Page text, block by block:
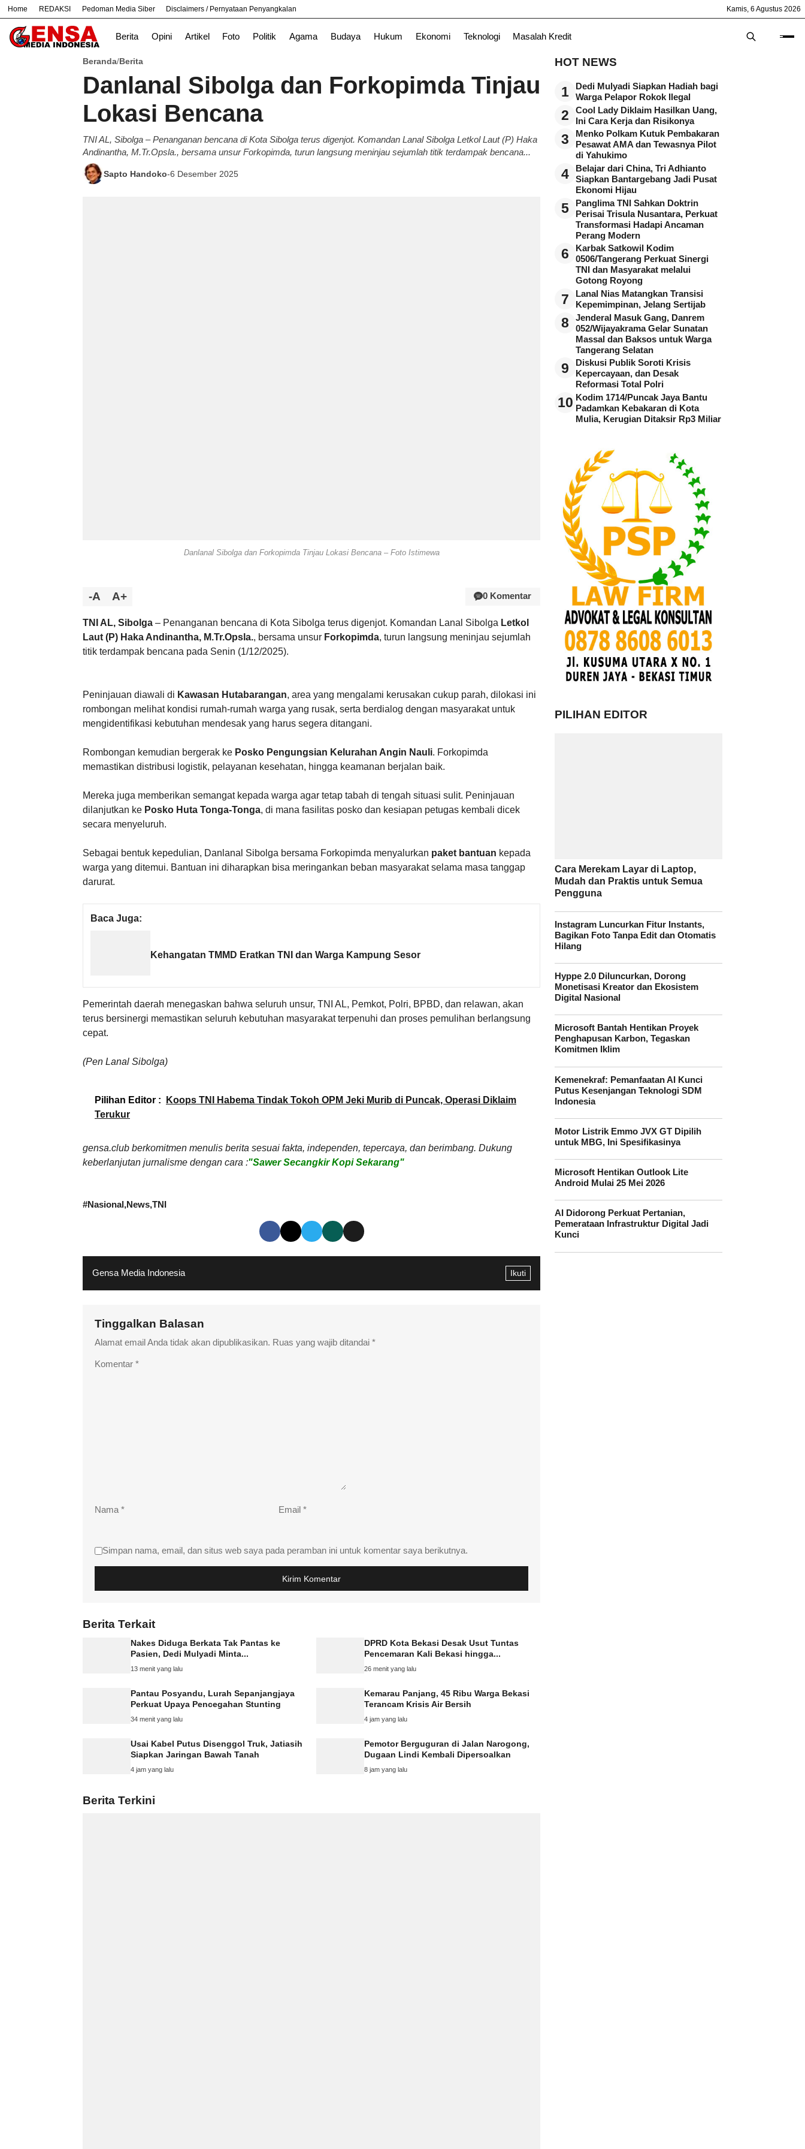
Home REDAKSI Pedoman Media Siber Disclaimers / Pernyataan Penyangkalan Kamis, 6 Agustus 2026
Berita Opini Artikel Foto Politik Agama Budaya Hukum Ekonomi Teknologi Masalah Kredit
# Bandung Bekasi
Beranda/Berita
Danlanal Sibolga dan Forkopimda Tinjau
Lokasi Bencana
TNI AL, Sibolga – Penanganan bencana di Kota Sibolga terus digenjot. Komandan Lanal Sibolga Letkol Laut (P) Haka
Andinantha, M.Tr.Opsla., bersama unsur Forkopimda, turun langsung meninjau sejumlah titik terdampak bencana...
Sapto Handoko-6 Desember 2025
Danlanal Sibolga dan Forkopimda Tinjau Lokasi Bencana – Foto Istimewa
-A A+ 0 Komentar
TNI AL, Sibolga – Penanganan bencana di Kota Sibolga terus digenjot. Komandan Lanal Sibolga Letkol
Laut (P) Haka Andinantha, M.Tr.Opsla., bersama unsur Forkopimda, turun langsung meninjau sejumlah
titik terdampak bencana pada Senin (1/12/2025).
Peninjauan diawali di Kawasan Hutabarangan, area yang mengalami kerusakan cukup parah, dilokasi ini
rombongan melihat kondisi rumah-rumah warga yang rusak, serta berdialog dengan masyarakat untuk
mengidentifikasi kebutuhan mendesak yang harus segera ditangani.
Rombongan kemudian bergerak ke Posko Pengungsian Kelurahan Angin Nauli. Forkopimda
memastikan distribusi logistik, pelayanan kesehatan, hingga keamanan berjalan baik.
Mereka juga memberikan semangat kepada warga agar tetap tabah di tengah situasi sulit. Peninjauan
dilanjutkan ke Posko Huta Tonga-Tonga, di mana fasilitas posko dan kesiapan petugas kembali dicek
secara menyeluruh.
Sebagai bentuk kepedulian, Danlanal Sibolga bersama Forkopimda menyalurkan paket bantuan kepada
warga yang ditemui. Bantuan ini diharapkan bisa meringankan beban masyarakat selama masa tanggap
darurat.
Baca Juga:
Kehangatan TMMD Eratkan TNI dan Warga Kampung Sesor
Pemerintah daerah menegaskan bahwa seluruh unsur, TNI AL, Pemkot, Polri, BPBD, dan relawan, akan
terus bersinergi memastikan seluruh kebutuhan masyarakat terpenuhi dan proses pemulihan berlangsung
cepat.
(Pen Lanal Sibolga)
Pilihan Editor :
Koops TNI Habema Tindak Tokoh OPM Jeki Murib di Puncak, Operasi Diklaim
Terukur
gensa.club berkomitmen menulis berita sesuai fakta, independen, tepercaya, dan berimbang. Dukung
keberlanjutan jurnalisme dengan cara :"Sawer Secangkir Kopi Sekarang"
#Nasional News TNI
Gensa Media Indonesia Ikuti
Tinggalkan Balasan
Alamat email Anda tidak akan dipublikasikan. Ruas yang wajib ditandai *
Komentar *
Nama * Email *
Simpan nama, email, dan situs web saya pada peramban ini untuk komentar saya berikutnya.
Berita Terkait
Nakes Diduga Berkata Tak Pantas ke
Pasien, Dedi Mulyadi Minta...
13 menit yang lalu
DPRD Kota Bekasi Desak Usut Tuntas
Pencemaran Kali Bekasi hingga...
26 menit yang lalu
Pantau Posyandu, Lurah Sepanjangjaya
Perkuat Upaya Pencegahan Stunting
34 menit yang lalu
Kemarau Panjang, 45 Ribu Warga Bekasi
Terancam Krisis Air Bersih
4 jam yang lalu
Usai Kabel Putus Disenggol Truk, Jatiasih
Siapkan Jaringan Bawah Tanah
4 jam yang lalu
Pemotor Berguguran di Jalan Narogong,
Dugaan Lindi Kembali Dipersoalkan
8 jam yang lalu
Berita Terkini
HOT NEWS
1
Dedi Mulyadi Siapkan Hadiah bagi
Warga Pelapor Rokok Ilegal
2
Cool Lady Diklaim Hasilkan Uang,
Ini Cara Kerja dan Risikonya
3
Menko Polkam Kutuk Pembakaran
Pesawat AMA dan Tewasnya Pilot
di Yahukimo
4
Belajar dari China, Tri Adhianto
Siapkan Bantargebang Jadi Pusat
Ekonomi Hijau
5
Panglima TNI Sahkan Doktrin
Perisai Trisula Nusantara, Perkuat
Transformasi Hadapi Ancaman
Perang Modern
6
Karbak Satkowil Kodim
0506/Tangerang Perkuat Sinergi
TNI dan Masyarakat melalui
Gotong Royong
7
Lanal Nias Matangkan Transisi
Kepemimpinan, Jelang Sertijab
8
Jenderal Masuk Gang, Danrem
052/Wijayakrama Gelar Sunatan
Massal dan Baksos untuk Warga
Tangerang Selatan
9
Diskusi Publik Soroti Krisis
Kepercayaan, dan Desak
Reformasi Total Polri
10 Kodim 1714/Puncak Jaya Bantu
Padamkan Kebakaran di Kota
Mulia, Kerugian Ditaksir Rp3 Miliar
PILIHAN EDITOR
Cara Merekam Layar di Laptop,
Mudah dan Praktis untuk Semua
Pengguna
Instagram Luncurkan Fitur Instants,
Bagikan Foto Tanpa Edit dan Otomatis
Hilang
Hyppe 2.0 Diluncurkan, Dorong
Monetisasi Kreator dan Ekosistem
Digital Nasional
Microsoft Bantah Hentikan Proyek
Penghapusan Karbon, Tegaskan
Komitmen Iklim
Kemenekraf: Pemanfaatan AI Kunci
Putus Kesenjangan Teknologi SDM
Indonesia
Motor Listrik Emmo JVX GT Dipilih
untuk MBG, Ini Spesifikasinya
Microsoft Hentikan Outlook Lite
Android Mulai 25 Mei 2026
AI Didorong Perkuat Pertanian,
Pemerataan Infrastruktur Digital Jadi
Kunci